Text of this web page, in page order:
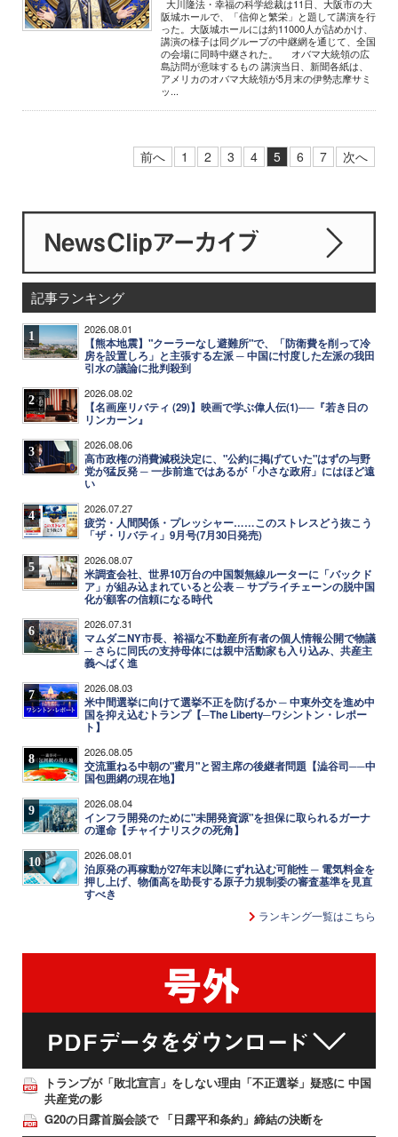
大川隆法・幸福の科学総裁は11日、大阪市の大
阪城ホールで、「信仰と繁栄」と題して講演を行
った。大阪城ホールには約11000人が詰めかけ、
講演の様子は同グループの中継網を通じて、全国
の会場に同時中継された。 オバマ大統領の広
島訪問が意味するもの 講演当日、新聞各紙は、
アメリカのオバマ大統領が5月末の伊勢志摩サミ
ッ...
前へ 1 2 3 4 5 6 7 次へ
記事ランキング
1 2026.08.01
【熊本地震】"クーラーなし避難所"で、「防衛費を削って冷
房を設置しろ」と主張する左派 ─ 中国に忖度した左派の我田
引水の議論に批判殺到
2 2026.08.02
【名画座リバティ (29)】映画で学ぶ偉人伝(1)──『若き日の
リンカーン』
3 2026.08.06
高市政権の消費減税決定に、"公約に掲げていた"はずの与野
党が猛反発 ─ 一歩前進ではあるが「小さな政府」にはほど遠
い
4 2026.07.27
疲労・人間関係・プレッシャー……このストレスどう抜こう
「ザ・リバティ」9月号(7月30日発売)
5 2026.08.07
米調査会社、世界10万台の中国製無線ルーターに「バックド
ア」が組み込まれていると公表 ─ サプライチェーンの脱中国
化が顧客の信頼になる時代
6 2026.07.31
マムダニNY市長、裕福な不動産所有者の個人情報公開で物議
─ さらに同氏の支持母体には親中活動家も入り込み、共産主
義へばく進
7 2026.08.03
米中間選挙に向けて選挙不正を防げるか ─ 中東外交を進め中
国を抑え込むトランプ【─The Liberty─ワシントン・レポー
ト】
8 2026.08.05
交流重ねる中朝の"蜜月"と習主席の後継者問題【澁谷司──中
国包囲網の現在地】
9 2026.08.04
インフラ開発のために"未開発資源"を担保に取られるガーナ
の運命【チャイナリスクの死角】
10 2026.08.01
泊原発の再稼動が27年末以降にずれ込む可能性 ─ 電気料金を
押し上げ、物価高を助長する原子力規制委の審査基準を見直
すべき
ランキング一覧はこちら
トランプが「敗北宣言」をしない理由「不正選挙」疑惑に 中国
共産党の影
G20の日露首脳会談で 「日露平和条約」締結の決断を